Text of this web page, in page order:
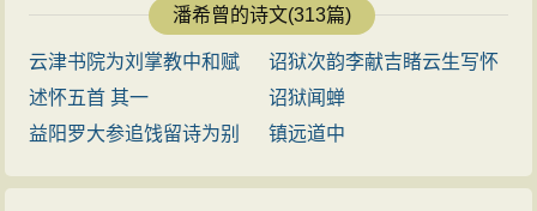
侍郎。嘉靖十一年（1532）五月初四日卒于官，年五十
七。赠兵部尚书。有《竹简集》及《奏议》传世。 ...
潘希曾的诗文(313篇)
云津书院为刘掌教中和赋
诏狱次韵李献吉睹云生写怀
述怀五首 其一
诏狱闻蝉
益阳罗大参追饯留诗为别
镇远道中